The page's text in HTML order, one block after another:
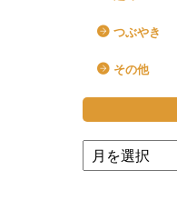
つぶやき
その他